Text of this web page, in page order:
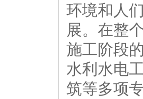
环境和人
展。在整
施工阶段
水利水电
筑等多项